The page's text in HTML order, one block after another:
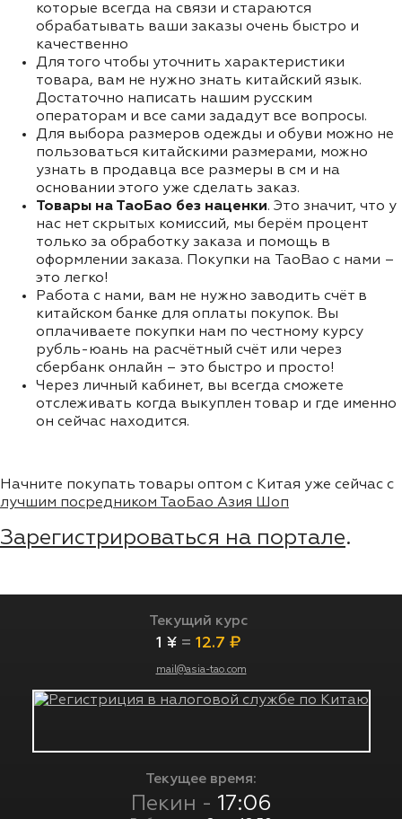
которые всегда на связи и стараются
обрабатывать ваши заказы очень быстро и
качественно
Для того чтобы уточнить характеристики
товара, вам не нужно знать китайский язык.
Достаточно написать нашим русским
операторам и все сами зададут все вопросы.
Для выбора размеров одежды и обуви можно не
пользоваться китайскими размерами, можно
узнать в продавца все размеры в см и на
основании этого уже сделать заказ.
Товары на ТаоБао без наценки. Это значит, что у
нас нет скрытых комиссий, мы берём процент
только за обработку заказа и помощь в
оформлении заказа. Покупки на TaoBao с нами –
это легко!
Работа с нами, вам не нужно заводить счёт в
китайском банке для оплаты покупок. Вы
оплачиваете покупки нам по честному курсу
рубль-юань на расчётный счёт или через
сбербанк онлайн – это быстро и просто!
Через личный кабинет, вы всегда сможете
отслеживать когда выкуплен товар и где именно
он сейчас находится.
Начните покупать товары оптом с Китая уже сейчас с
лучшим посредником ТаоБао Азия Шоп
Зарегистрироваться на портале.
Текущий курс
1 ¥ = 12.7 ₽
mail@asia-tao.com
Текущее время:
Пекин - 17:06